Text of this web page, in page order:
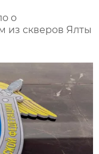
о
из скверов Ялты